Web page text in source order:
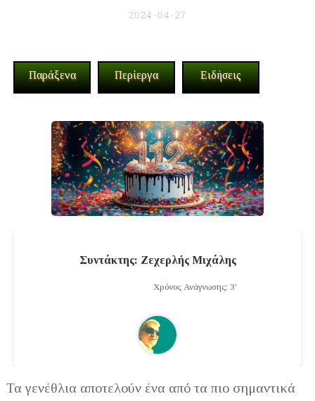
2024-04-27
Παράξενα Περίεργα Ειδήσεις
Συντάκτης: Ζεχερλής Μιχάλης
Χρόνος Ανάγνωσης: 3'
Τα γενέθλια αποτελούν ένα από τα πιο σημαντικά